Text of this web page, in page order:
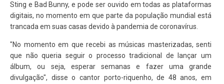
Sting e Bad Bunny, e pode ser ouvido em todas as plataformas
digitais, no momento em que parte da população mundial está
trancada em suas casas devido à pandemia de coronavírus.
"No momento em que recebi as músicas masterizadas, senti
que não queria seguir o processo tradicional de lançar um
álbum, ou seja, esperar semanas e fazer uma grande
divulgação", disse o cantor porto-riquenho, de 48 anos, em